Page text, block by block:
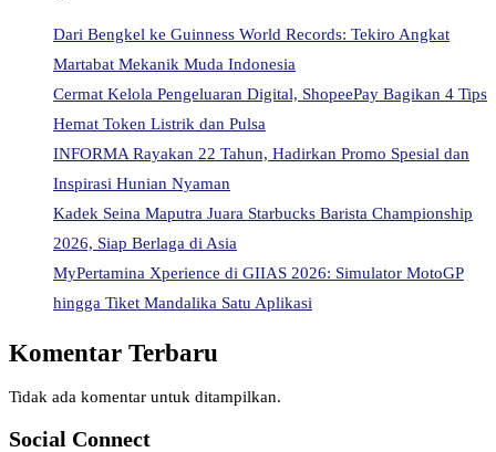
Dari Bengkel ke Guinness World Records: Tekiro Angkat
Martabat Mekanik Muda Indonesia
Cermat Kelola Pengeluaran Digital, ShopeePay Bagikan 4 Tips
Hemat Token Listrik dan Pulsa
INFORMA Rayakan 22 Tahun, Hadirkan Promo Spesial dan
Inspirasi Hunian Nyaman
Kadek Seina Maputra Juara Starbucks Barista Championship
2026, Siap Berlaga di Asia
MyPertamina Xperience di GIIAS 2026: Simulator MotoGP
hingga Tiket Mandalika Satu Aplikasi
Komentar Terbaru
Tidak ada komentar untuk ditampilkan.
Social Connect